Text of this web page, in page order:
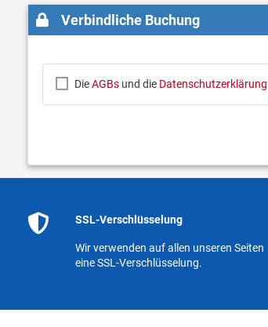
Verbindliche Buchung
DieAGBsund die Datenschutzerklärung
SSL-Verschlüsselung
Wir verwenden auf allen unseren Seiten
eine SSL-Verschlüsselung.